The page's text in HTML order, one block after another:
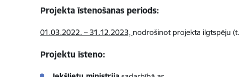
Projekta īstenošanas periods:
01.03.2022. – 31.12.2023, nodrošinot projekta ilgtspēju
Projektu īsteno: